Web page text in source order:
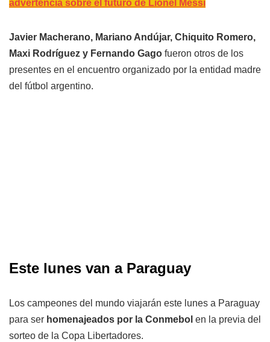
advertencia sobre el futuro de Lionel Messi
Javier Macherano, Mariano Andújar, Chiquito Romero,
Maxi Rodríguez y Fernando Gago fueron otros de los
presentes en el encuentro organizado por la entidad madre
del fútbol argentino.
Este lunes van a Paraguay
Los campeones del mundo viajarán este lunes a Paraguay
para ser homenajeados por la Conmebol en la previa del
sorteo de la Copa Libertadores.